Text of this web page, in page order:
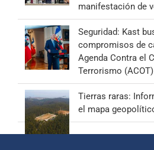
manifestación de
Seguridad: Kast
compromisos de
Agenda Contra el
Terrorismo (ACOT)
Tierras raras:
el mapa